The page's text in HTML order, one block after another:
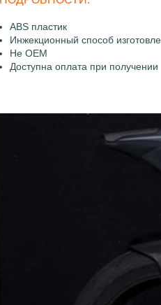
ABS пластик
Инжекционный способ
Не OEM
Доступна оплата при получении